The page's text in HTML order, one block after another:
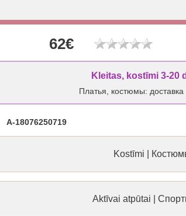
62€
Kleitas, kostīmi 3-20
Платья, костюмы:
A-18076250719
Kostīmi |
Aktīvai atpūtai |